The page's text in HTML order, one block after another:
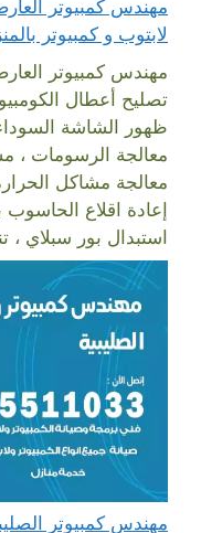
لابتوب و كمبيوتر
مهندس كمبيوتر
تصليح أعطال
ظهور الشاشة
معالجة الرسومات ،
معالجة مشاكل
إعادة اقلاع
استبدال بور سبلاي ،